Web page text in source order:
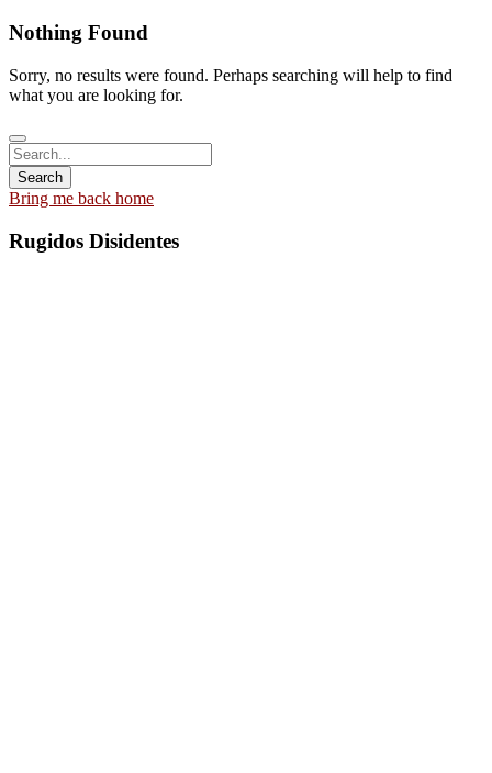
Nothing Found
Sorry, no results were found. Perhaps searching will help to find
what you are looking for.
Bring me back home
Rugidos Disidentes